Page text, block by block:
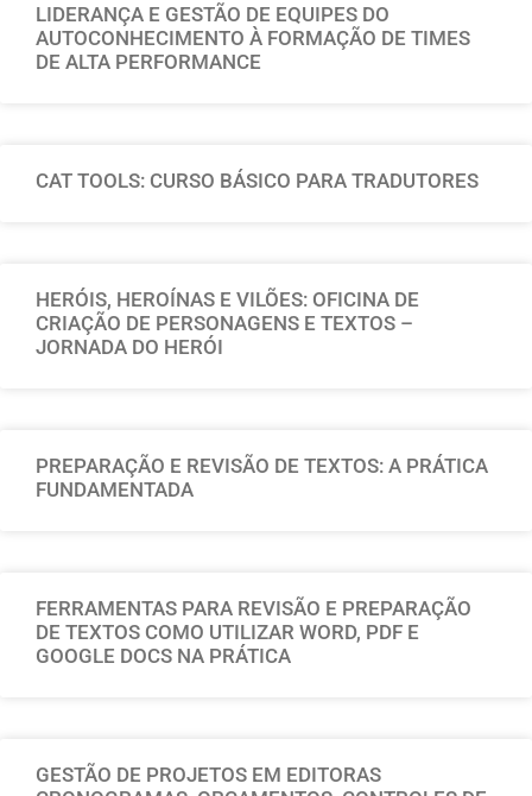
LIDERANÇA E GESTÃO DE EQUIPES DO
AUTOCONHECIMENTO À FORMAÇÃO DE TIMES
DE ALTA PERFORMANCE
CAT TOOLS: CURSO BÁSICO PARA TRADUTORES
HERÓIS, HEROÍNAS E VILÕES: OFICINA DE
CRIAÇÃO DE PERSONAGENS E TEXTOS –
JORNADA DO HERÓI
PREPARAÇÃO E REVISÃO DE TEXTOS: A PRÁTICA
FUNDAMENTADA
FERRAMENTAS PARA REVISÃO E PREPARAÇÃO
DE TEXTOS COMO UTILIZAR WORD, PDF E
GOOGLE DOCS NA PRÁTICA
GESTÃO DE PROJETOS EM EDITORAS